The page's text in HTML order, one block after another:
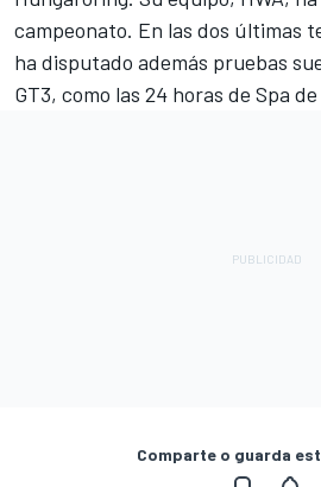
campeonato. En las dos últimas
ha disputado además pruebas
GT3, como las 24 horas de Spa
Comparte o guarda